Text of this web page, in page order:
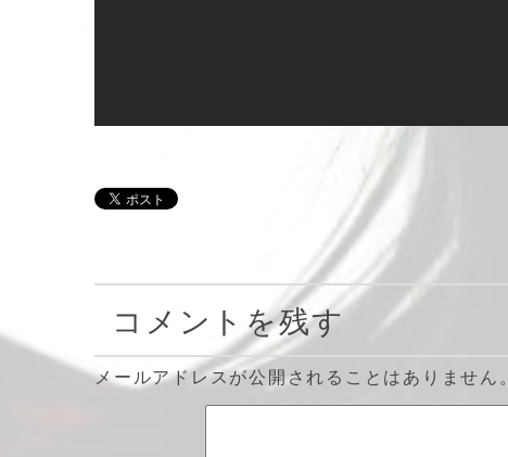
コメントを残す
メールアドレスが公開されることはありません。